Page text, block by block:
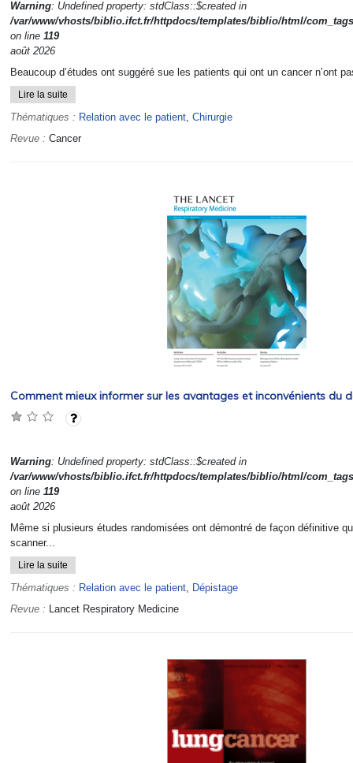
Warning: Undefined property: stdClass::$created in
/var/www/vhosts/biblio.ifct.fr/httpdocs/templates/biblio/html/
on line 119
août 2026
Beaucoup d’études ont suggéré sue les patients qui ont un cancer n’ont
Lire la suite
Thématiques : Relation avec le patient, Chirurgie
Revue : Cancer
Comment mieux informer sur les avantages et inconvénients du
Warning: Undefined property: stdClass::$created in
/var/www/vhosts/biblio.ifct.fr/httpdocs/templates/biblio/html/
on line 119
août 2026
Même si plusieurs études randomisées ont démontré de façon définitive
scanner...
Lire la suite
Thématiques : Relation avec le patient, Dépistage
Revue : Lancet Respiratory Medicine